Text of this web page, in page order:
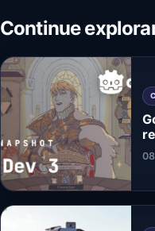
Continue